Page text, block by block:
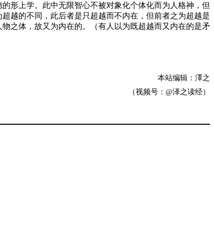
形上学。此中无限智心不被对象化个体化而为人格神，但
越的不同，此后者是只超越而不内在，但前者之为超越是
之体，故又为内在的。（有人以为既超越而又内在的是矛
本站编辑：澤之
（视频号：@泽之读经）